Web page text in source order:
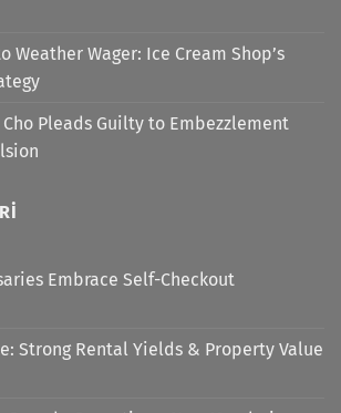
Weather Wager: Ice Cream Shop’s
Pleads Guilty to Embezzlement
Embrace Self-Checkout
Strong Rental Yields & Property Value